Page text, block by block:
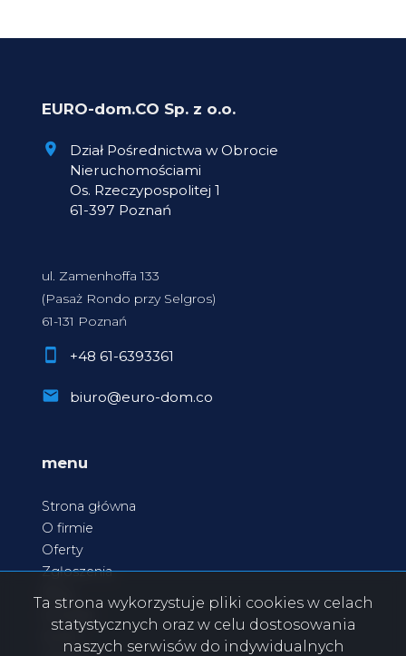
EURO-dom.CO Sp. z o.o.
Dział Pośrednictwa w Obrocie
Nieruchomościami
Os. Rzeczypospolitej 1
61-397 Poznań
ul. Zamenhoffa 133
(Pasaż Rondo przy Selgros)
61-131 Poznań
+48 61-6393361
biuro@euro-dom.co
menu
Strona główna
O firmie
Oferty
Zgłoszenia
Rodo
Ta strona wykorzystuje pliki cookies w celach
statystycznych oraz w celu dostosowania
naszych serwisów do indywidualnych